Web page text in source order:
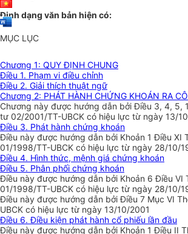
Định dạng văn bản hiện có:
MỤC LỤC
Chương 1: QUY ĐỊNH CHUNG
Điều 1. Phạm vi điều chỉnh
Điều 2. Giải thích thuật ngữ
Chương 2: PHÁT HÀNH CHỨNG KHOÁN RA
Chương này được hướng dẫn bởi Điều 3, 4, 5,
tư 02/2001/TT-UBCK có hiệu lực từ ngày 13/
Điều 3. Phát hành chứng khoán
Điều này được hướng dẫn bởi Khoản 1 Điều XI
01/1998/TT-UBCK có hiệu lực từ ngày 28/10/
Điều 4. Hình thức, mệnh giá chứng khoán
Điều 5. Phân phối chứng khoán
Điều này được hướng dẫn bởi Khoản 6 Điều VI
01/1998/TT-UBCK có hiệu lực từ ngày 28/10/
Điều này được hướng dẫn bởi Điều 7 Mục VI
UBCK có hiệu lực từ ngày 13/10/2001
Điều 6. Điều kiện phát hành cổ phiếu lần đầu
Điều này được hướng dẫn bởi Khoản 1 Điều II